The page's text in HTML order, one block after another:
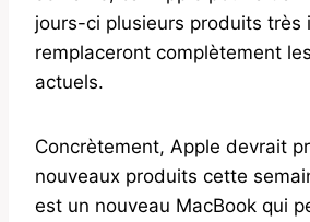
jours-ci plusieurs produits très
remplaceront complètement
actuels.
Concrètement, Apple devrait
nouveaux produits cette
est un nouveau MacBook qui